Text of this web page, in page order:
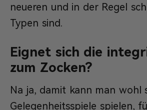
neueren und in der Regel
Typen sind.
Eignet sich die
zum Zocken?
Na ja, damit kann man wohl
Gelegenheitsspiele spielen,